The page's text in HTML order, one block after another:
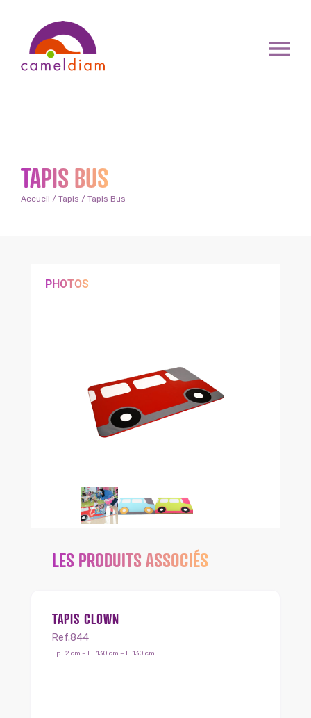
TAPIS BUS
Accueil / Tapis / Tapis Bus
PHOTOS
LES PRODUITS ASSOCIÉS
TAPIS CLOWN
Ref.844
Ep : 2 cm – L : 130 cm – l : 130 cm